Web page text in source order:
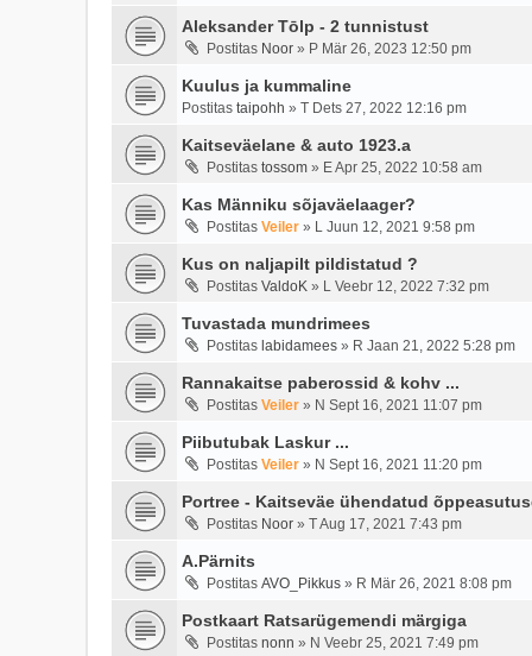
Aleksander Tōlp - 2 tunnistust
Postitas Noor » P Mär 26, 2023 12:50 pm
Kuulus ja kummaline
Postitas taipohh » T Dets 27, 2022 12:16 pm
Kaitseväelane & auto 1923.a
Postitas tossom » E Apr 25, 2022 10:58 am
Kas Männiku sõjaväelaager?
Postitas Veiler » L Juun 12, 2021 9:58 pm
Kus on naljapilt pildistatud ?
Postitas ValdoK » L Veebr 12, 2022 7:32 pm
Tuvastada mundrimees
Postitas labidamees » R Jaan 21, 2022 5:28 pm
Rannakaitse paberossid & kohv ...
Postitas Veiler » N Sept 16, 2021 11:07 pm
Piibutubak Laskur ...
Postitas Veiler » N Sept 16, 2021 11:20 pm
Portree - Kaitseväe ühendatud
Postitas Noor » T Aug 17, 2021 7:43 pm
A.Pärnits
Postitas AVO_Pikkus » R Mär 26, 2021 8:08 pm
Postkaart Ratsarügemendi märgiga
Postitas nonn » N Veebr 25, 2021 7:49 pm